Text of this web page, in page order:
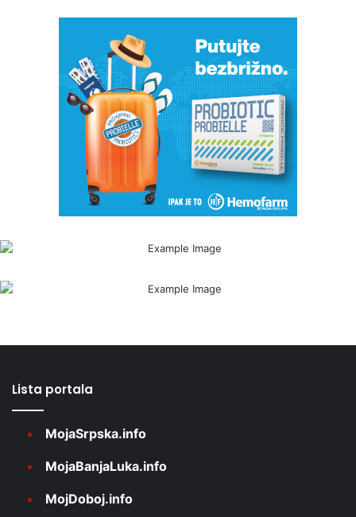
Lista portala
MojaSrpska.info
MojaBanjaLuka.info
MojDoboj.info